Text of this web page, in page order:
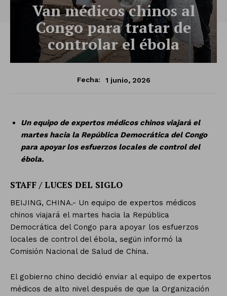
Van médicos chinos al
Congo para tratar de
controlar el ébola
Fecha: 1 junio, 2026
Un equipo de expertos médicos chinos viajará el
martes hacia la República Democrática del Congo
para apoyar los esfuerzos locales de control del
ébola.
STAFF / LUCES DEL SIGLO
BEIJING, CHINA.- Un equipo de expertos médicos
chinos viajará el martes hacia la República
Democrática del Congo para apoyar los esfuerzos
locales de control del ébola, según informó la
Comisión Nacional de Salud de China.
El gobierno chino decidió enviar al equipo de expertos
médicos de alto nivel después de que la Organización